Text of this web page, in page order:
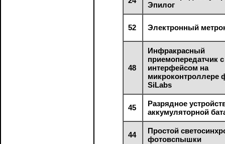
Эпилог
52 Электронный
48
Инфракрасный
приемопередатчик
интерфейсом на
микроконтроллере
SiLabs
45
Разрядное
аккумуляторной
44
Простой
фотовспышки